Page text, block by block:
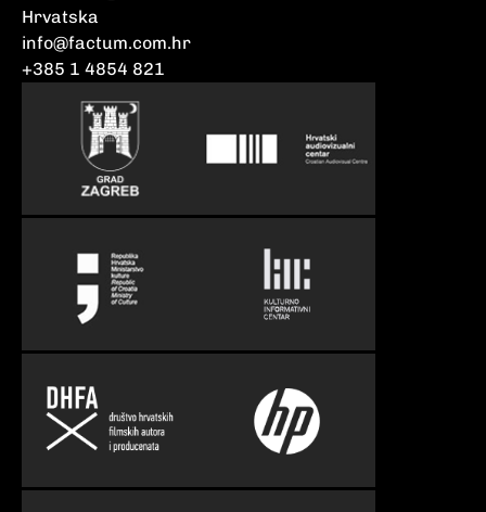
Hrvatska
info@factum.com.hr
+385 1 4854 821